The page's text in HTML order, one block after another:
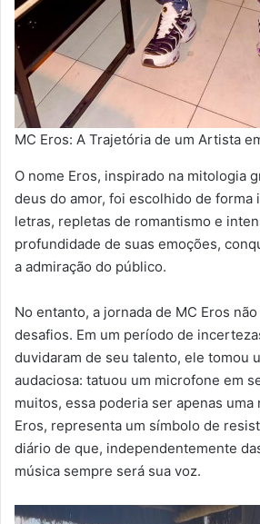
MC Eros: A Trajetória de um Artista
O nome Eros, inspirado na mitologia
deus do amor, foi escolhido de forma
letras, repletas de romantismo e
profundidade de suas emoções,
a admiração do público.
No entanto, a jornada de MC Eros
desafios. Em um período de
duvidaram de seu talento, ele tomou
audaciosa: tatuou um microfone em
muitos, essa poderia ser apenas uma
Eros, representa um símbolo de
diário de que, independentemente
música sempre será sua voz.